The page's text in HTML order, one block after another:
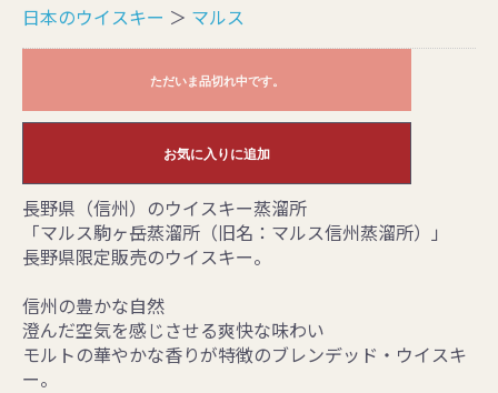
日本のウイスキー ＞ マルス
ただいま品切れ中です。
お気に入りに追加
長野県（信州）のウイスキー蒸溜所
「マルス駒ヶ岳蒸溜所（旧名：マルス信州蒸溜所）」
長野県限定販売のウイスキー。
信州の豊かな自然
澄んだ空気を感じさせる爽快な味わい
モルトの華やかな香りが特徴のブレンデッド・ウイスキ
ー。